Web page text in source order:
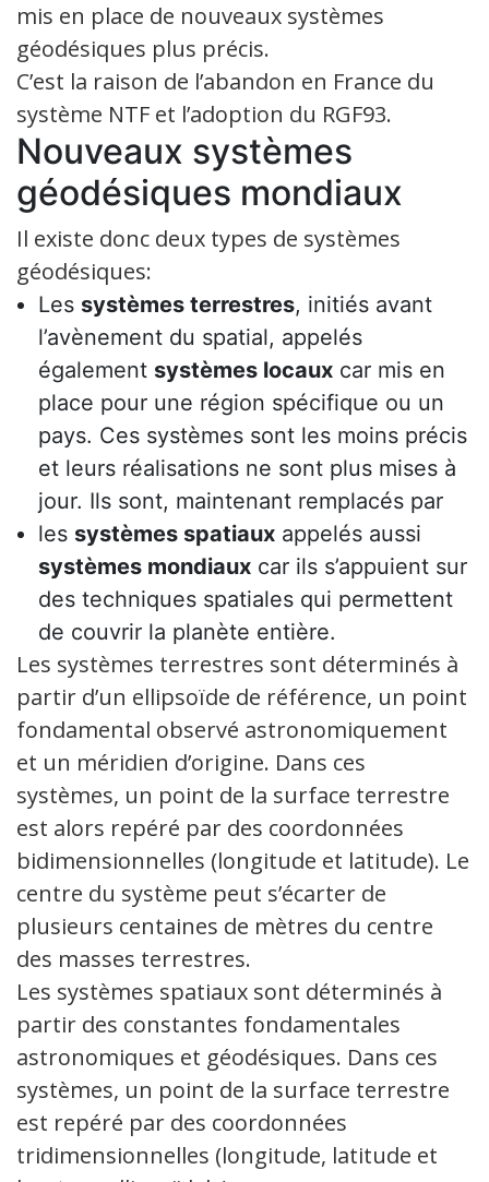
mis en place de nouveaux systèmes
géodésiques plus précis.
C’est la raison de l’abandon en France du
système NTF et l’adoption du RGF93.
Nouveaux systèmes
géodésiques mondiaux
Il existe donc deux types de systèmes
géodésiques:
Les systèmes terrestres, initiés avant
l’avènement du spatial, appelés
également systèmes locaux car mis en
place pour une région spécifique ou un
pays. Ces systèmes sont les moins précis
et leurs réalisations ne sont plus mises à
jour. Ils sont, maintenant remplacés par
les systèmes spatiaux appelés aussi
systèmes mondiaux car ils s’appuient sur
des techniques spatiales qui permettent
de couvrir la planète entière.
Les systèmes terrestres sont déterminés à
partir d’un ellipsoïde de référence, un point
fondamental observé astronomiquement
et un méridien d’origine. Dans ces
systèmes, un point de la surface terrestre
est alors repéré par des coordonnées
bidimensionnelles (longitude et latitude). Le
centre du système peut s’écarter de
plusieurs centaines de mètres du centre
des masses terrestres.
Les systèmes spatiaux sont déterminés à
partir des constantes fondamentales
astronomiques et géodésiques. Dans ces
systèmes, un point de la surface terrestre
est repéré par des coordonnées
tridimensionnelles (longitude, latitude et